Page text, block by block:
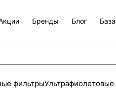
Бренды Блог
фильтры